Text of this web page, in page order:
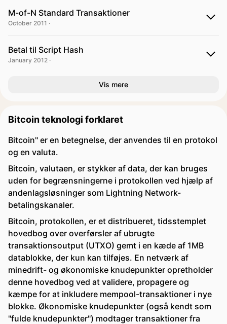
M-of-N Standard Transaktioner
October 2011 ·
Betal til Script Hash
January 2012 ·
Vis mere
Bitcoin teknologi forklaret
Bitcoin" er en betegnelse, der anvendes til en protokol
og en valuta.
Bitcoin, valutaen, er stykker af data, der kan bruges
uden for begrænsningerne i protokollen ved hjælp af
andenlagsløsninger som Lightning Network-
betalingskanaler.
Bitcoin, protokollen, er et distribueret, tidsstemplet
hovedbog over overførsler af ubrugte
transaktionsoutput (UTXO) gemt i en kæde af 1MB
datablokke, der kun kan tilføjes. En netværk af
minedrift- og økonomiske knudepunkter opretholder
denne hovedbog ved at validere, propagere og
kæmpe for at inkludere mempool-transaktioner i nye
blokke. Økonomiske knudepunkter (også kendt som
"fulde knudepunkter") modtager transaktioner fra